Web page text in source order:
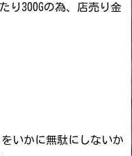
り300Gの為、店売り金
いかに無駄にしないか